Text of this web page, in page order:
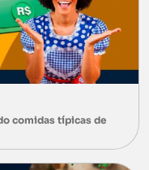
comidas típicas de